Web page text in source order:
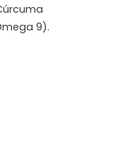
9).